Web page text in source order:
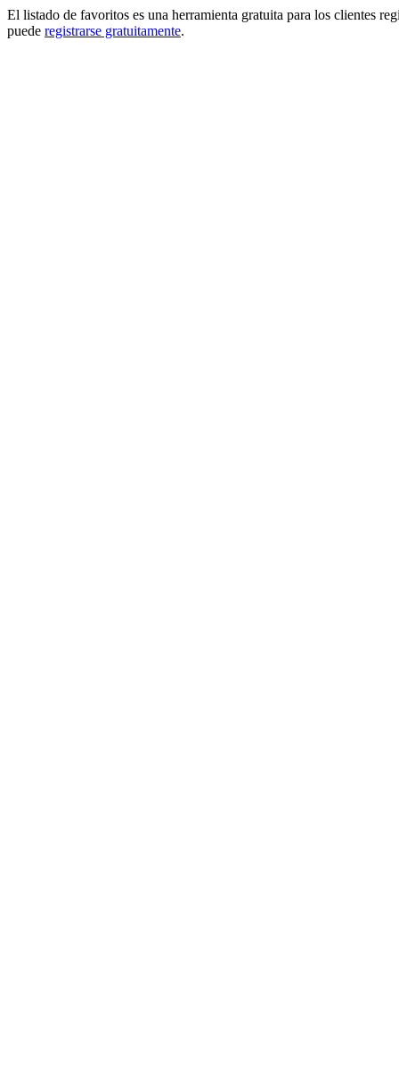
El listado de favoritos es una herramienta gratuita para los clientes
puede registrarse gratuitamente.